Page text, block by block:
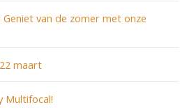
van de zomer met onze
maart
Multifocal!